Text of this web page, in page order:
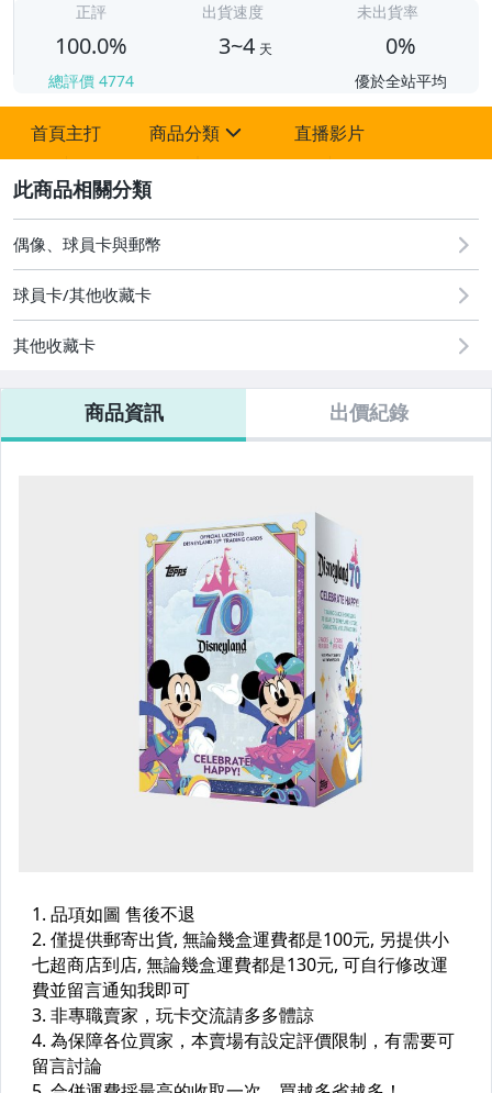
正評
100.0%
總評價 4774
出貨速度
3~4 天
未出貨率
0%
優於全站平均
首頁主打 商品分類
一元起標專區
Topps Now
已售完 不會補貨了
預購專區
NBA 現貨卡盒
直播影片
偶像、球員卡與郵幣
球員卡/其他收藏卡
其他收藏卡
商品資訊 出價紀錄